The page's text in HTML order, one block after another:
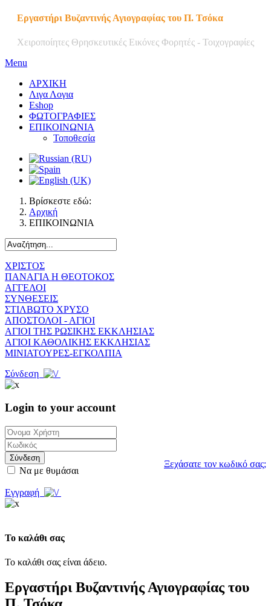
Εργαστήρι Βυζαντινής Αγιογραφίας του Π. Τσόκα
Χειροποίητες Θρησκευτικές Εικόνες Φορητές - Τοιχογραφίες
Menu
ΑΡΧΙΚΗ
Λιγα Λογια
Eshop
ΦΩΤΟΓΡΑΦΙΕΣ
ΕΠΙΚΟΙΝΩΝΙΑ
Τοποθεσία
Βρίσκεστε εδώ:
Αρχική
ΕΠΙΚΟΙΝΩΝΙΑ
ΧΡΙΣΤΟΣ
ΠΑΝΑΓΙΑ Η ΘΕΟΤΟΚΟΣ
ΑΓΓΕΛΟΙ
ΣΥΝΘΕΣΕΙΣ
ΣΤΙΛΒΩΤΟ ΧΡΥΣΟ
ΑΠΟΣΤΟΛΟΙ - ΑΓΙΟΙ
ΑΓΙΟΙ ΤΗΣ ΡΩΣΙΚΗΣ ΕΚΚΛΗΣΙΑΣ
ΑΓΙΟΙ ΚΑΘΟΛΙΚΗΣ ΕΚΚΛΗΣΙΑΣ
ΜΙΝΙΑΤΟΥΡΕΣ-ΕΓΚΟΛΠΙΑ
Σύνδεση
Login to your account
Σύνδεση
Να με θυμάσαι
Ξεχάσατε τον κωδικό σας;
Εγγραφή
Το καλάθι σας
Το καλάθι σας είναι άδειο.
Εργαστήρι Βυζαντινής Αγιογραφίας του